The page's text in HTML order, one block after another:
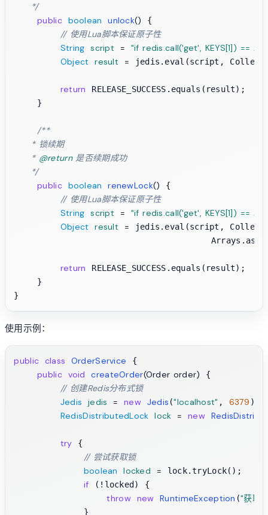
     */
public boolean unlock() {
// 使用Lua脚本保证原子性
String script =
"if redis.call('get', KEYS[1]) ==
Object
result = jedis.eval(script,
return
RELEASE_SUCCESS.equals(result);
    }
/**
     * 锁续期
     *
@return 是否续期成功
     */
public boolean renewLock() {
// 使用Lua脚本保证原子性
String script =
"if redis.call('get', KEYS[1]) ==
Object
result = jedis.eval(script,
return
RELEASE_SUCCESS.equals(result);
    }
使用示例：
public class OrderService {
public void createOrder(Order order) {
// 创建Redis分布式锁
Jedis
jedis = new Jedis ("localhost" , 6379 );
RedisDistributedLock lock = new
try {
// 尝试获取锁
boolean
locked = lock.tryLock();
if (!locked) {
throw new RuntimeException ("获取
            }